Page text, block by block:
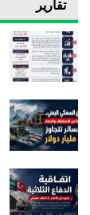
تقارير